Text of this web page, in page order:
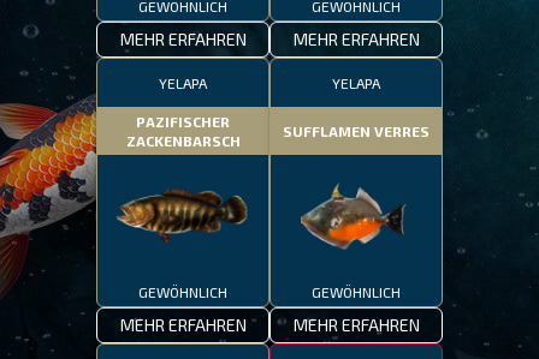
GEWÖHNLICH
MEHR ERFAHREN
GEWÖHNLICH
MEHR ERFAHREN
YELAPA
PAZIFISCHER
ZACKENBARSCH
GEWÖHNLICH
MEHR ERFAHREN
YELAPA
SUFFLAMEN VERRES
GEWÖHNLICH
MEHR ERFAHREN